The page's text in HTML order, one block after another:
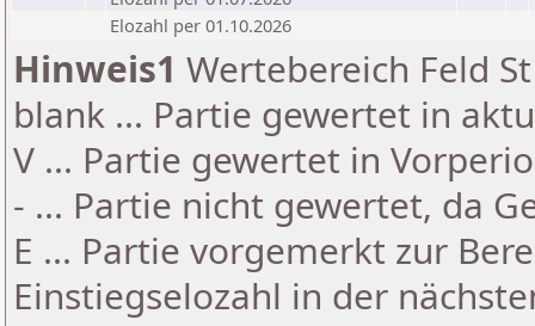
Elozahl per 01.10.2026
Hinweis1 Wertebereich Feld
blank ... Partie gewertet in
V ... Partie gewertet in
- ... Partie nicht gewertet, da
E ... Partie vorgemerkt zur
Einstiegselozahl in der